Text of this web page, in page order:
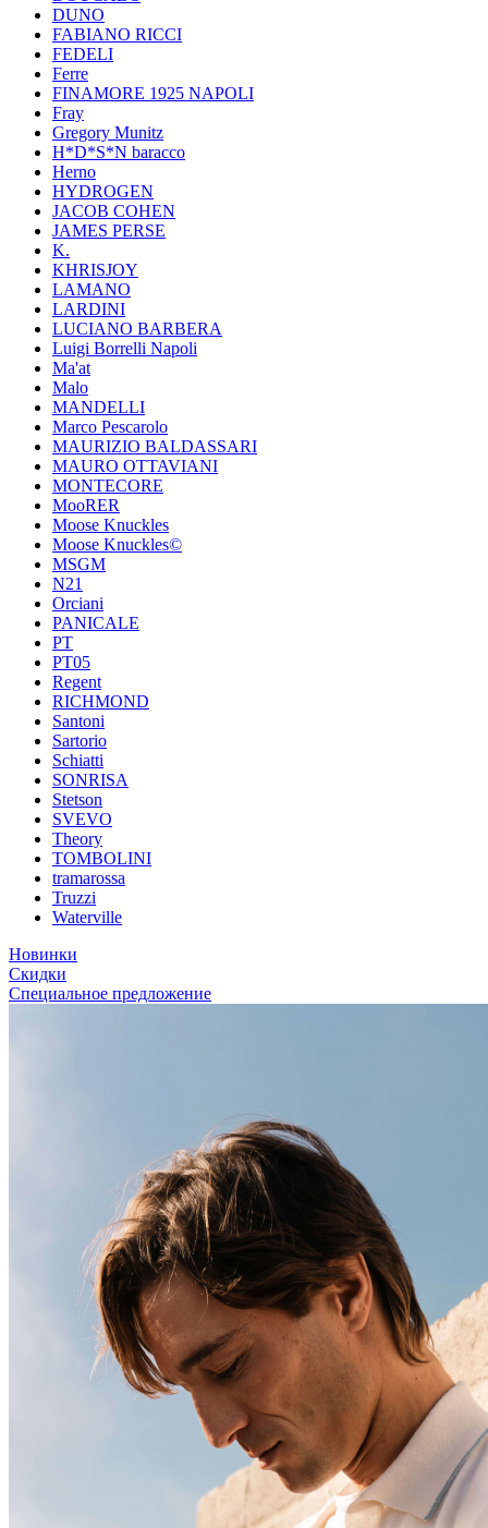
DUNO
FABIANO RICCI
FEDELI
Ferre
FINAMORE 1925 NAPOLI
Fray
Gregory Munitz
H*D*S*N baracco
Herno
HYDROGEN
JACOB COHEN
JAMES PERSE
K.
KHRISJOY
LAMANO
LARDINI
LUCIANO BARBERA
Luigi Borrelli Napoli
Ma'at
Malo
MANDELLI
Marco Pescarolo
MAURIZIO BALDASSARI
MAURO OTTAVIANI
MONTECORE
MooRER
Moose Knuckles
Moose Knuckles©️
MSGM
N21
Orciani
PANICALE
PT
PT05
Regent
RICHMOND
Santoni
Sartorio
Schiatti
SONRISA
Stetson
SVEVO
Theory
TOMBOLINI
tramarossa
Truzzi
Waterville
Новинки
Скидки
Специальное предложение